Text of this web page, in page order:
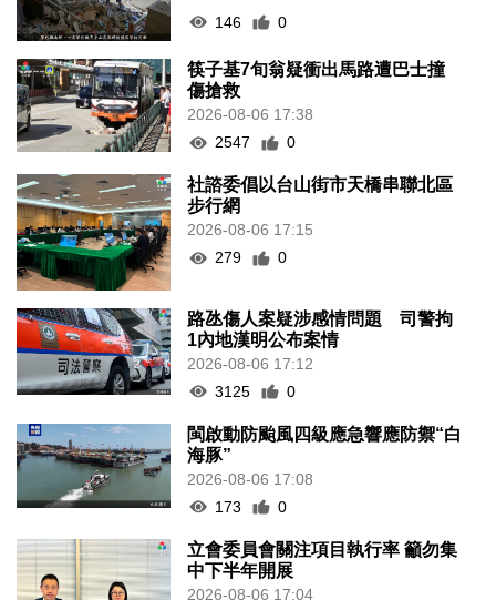
146
0
筷子基7旬翁疑衝出馬路遭巴士撞
傷搶救
2026-08-06 17:38
2547
0
社諮委倡以台山街市天橋串聯北區
步行網
2026-08-06 17:15
279
0
路氹傷人案疑涉感情問題 司警拘
1內地漢明公布案情
2026-08-06 17:12
3125
0
閩啟動防颱風四級應急響應防禦“白
海豚”
2026-08-06 17:08
173
0
立會委員會關注項目執行率 籲勿集
中下半年開展
2026-08-06 17:04